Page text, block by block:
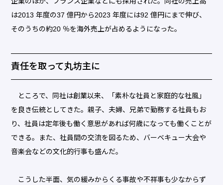
は2013 年度の37 億円から2023 年度には92 億円にまで伸び、
そのうちの約20 ％を海外売上が占めるようになった。
責任を取って丸坊主に
ところで、同社は創業以来、「素朴な社員と家庭的な社風」
を良き伝統としてきた。親子、夫婦、兄弟で勤務する社員もお
り、社員は定年後も働く意思があれば何歳になっても働くことが
できる。また、社員間の交流を図るため、バーベキュー大会や
音楽会などの文化的行事も盛んだ。
こうした半面、気の緩みからくる事故や不祥事も少なからず